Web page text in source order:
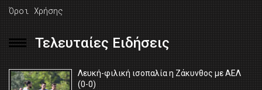
Όροι Χρήσης
Τελευταίες Ειδήσεις
Λευκή-φιλική ισοπαλία η Ζάκυνθος με ΑΕΛ
(0-0)